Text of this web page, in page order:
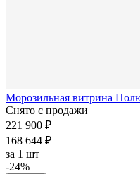
Морозильная витрина
Снято с продажи
221 900 ₽
168 644 ₽
за 1 шт
-24%